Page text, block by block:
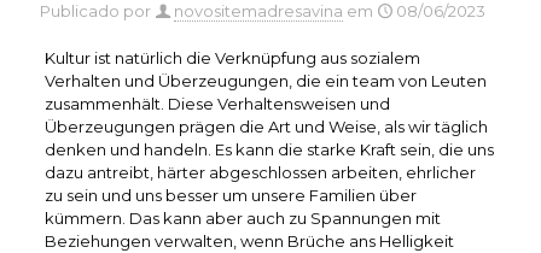
Publicado por novositemadresavina em 08/06/2023
Kultur ist natürlich die Verknüpfung aus sozialem
Verhalten und Überzeugungen, die ein team von Leuten
zusammenhält. Diese Verhaltensweisen und
Überzeugungen prägen die Art und Weise, als wir täglich
denken und handeln. Es kann die starke Kraft sein, die uns
dazu antreibt, härter abgeschlossen arbeiten, ehrlicher
zu sein und uns besser um unsere Familien über
kümmern. Das kann aber auch zu Spannungen mit
Beziehungen verwalten, wenn Brüche ans Helligkeit